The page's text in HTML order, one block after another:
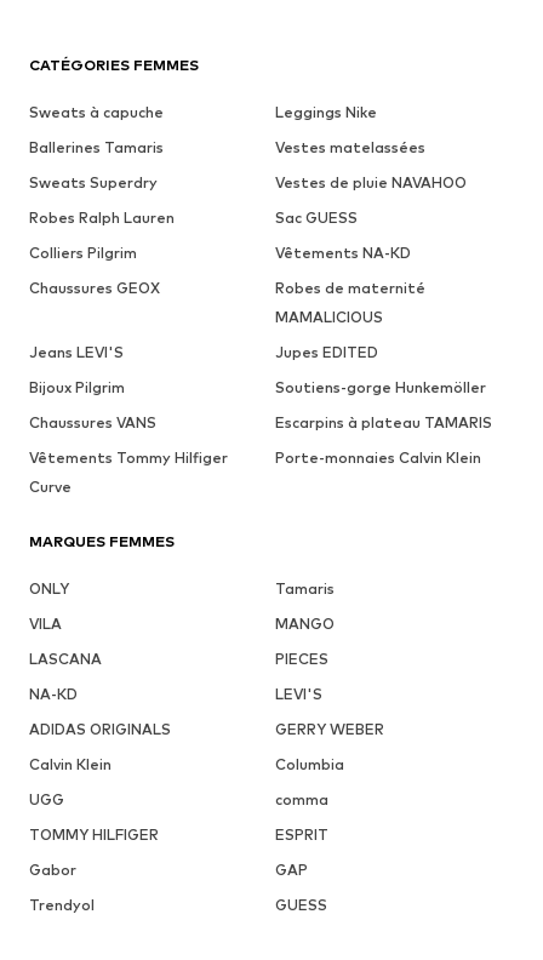
CATÉGORIES FEMMES
Sweats à capuche
Leggings Nike
Ballerines Tamaris
Vestes matelassées
Sweats Superdry
Vestes de pluie NAVAHOO
Robes Ralph Lauren
Sac GUESS
Colliers Pilgrim
Vêtements NA-KD
Chaussures GEOX
Robes de maternité
MAMALICIOUS
Jeans LEVI'S
Jupes EDITED
Bijoux Pilgrim
Soutiens-gorge Hunkemöller
Chaussures VANS
Escarpins à plateau TAMARIS
Vêtements Tommy Hilfiger
Curve
Porte-monnaies Calvin Klein
MARQUES FEMMES
ONLY
Tamaris
VILA
MANGO
LASCANA
PIECES
NA-KD
LEVI'S
ADIDAS ORIGINALS
GERRY WEBER
Calvin Klein
Columbia
UGG
comma
TOMMY HILFIGER
ESPRIT
Gabor
GAP
Trendyol
GUESS